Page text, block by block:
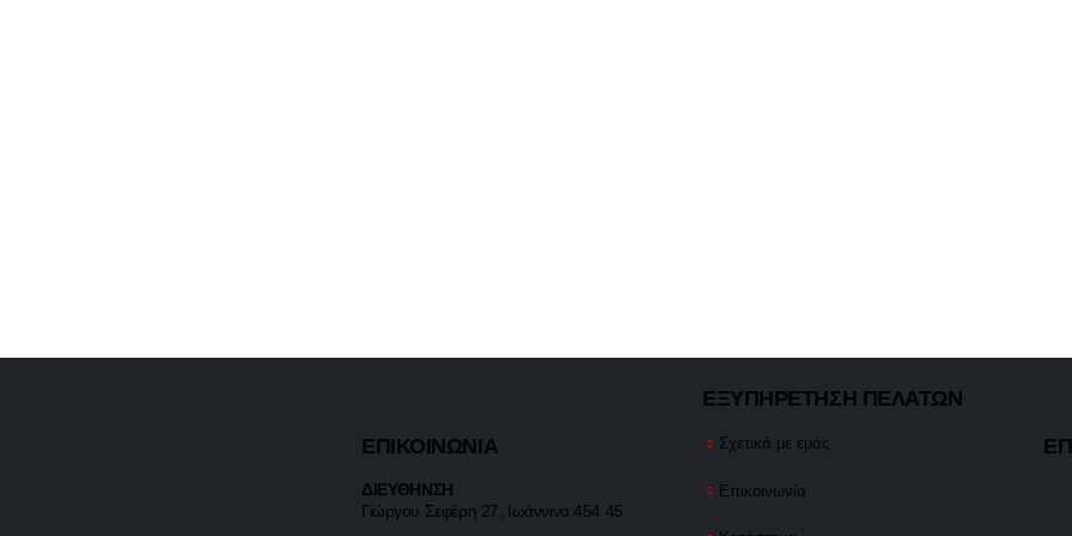
ΕΠΙΚΟΙΝΩΝΙΑ
ΔΙΕΥΘΗΝΣΗ
Γιώργου Σεφέρη 27, Ιωάννινα 454 45
ΕΞΥΠΗΡΕΤΗΣΗ ΠΕΛΑΤΩΝ
Σχετικά με εμάς
Επικοινωνία